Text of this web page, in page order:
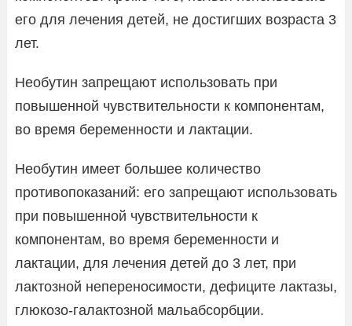
его для лечения детей, не достигших возраста 3
лет.
Необутин запрещают использовать при
повышенной чувствительности к компонентам,
во время беременности и лактации.
Необутин имеет большее количество
противопоказаний: его запрещают использовать
при повышенной чувствительности к
компонентам, во время беременности и
лактации, для лечения детей до 3 лет, при
лактозной непереносимости, дефиците лактазы,
глюкозо-галактозной мальабсорбции.